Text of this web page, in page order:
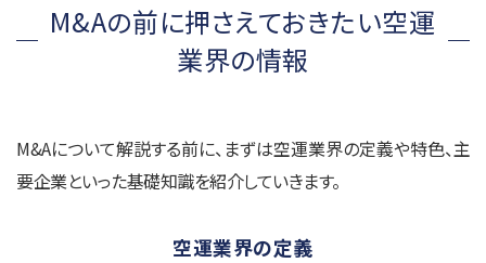
M&Aの前に押さえておきたい空運
業界の情報
M&Aについて解説する前に、まずは空運業界の定義や特色、主
要企業といった基礎知識を紹介していきます。
空運業界の定義